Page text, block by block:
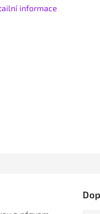
informace